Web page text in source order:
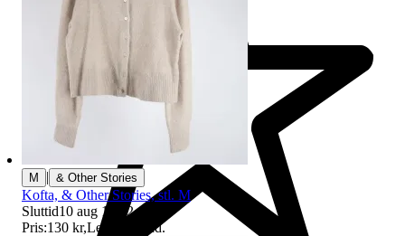
M | & Other Stories
Kofta, & Other Stories, stl. M
Sluttid10 aug 19:22.
Pris:130 kr,Ledande bud.